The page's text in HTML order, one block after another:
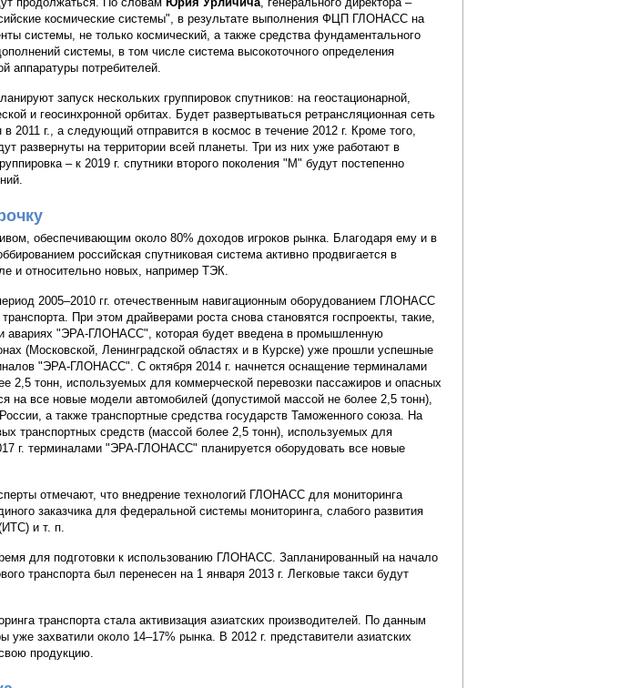
космические системы", в результате выполнения ФЦП ГЛОНАСС на
системы, не только космический, а также средства фундаментального
системы, в том числе система высокоточного определения
аппаратуры потребителей.
запуск нескольких группировок спутников: на геостационарной,
и геосинхронной орбитах. Будет развертываться ретрансляционная сеть
2011 г., а следующий отправится в космос в течение 2012 г. Кроме того,
развернуты на территории всей планеты. Три из них уже работают в
– к 2019 г. спутники второго поколения "M" будут постепенно
обеспечивающим около 80% доходов игроков рынка. Благодаря ему и в
российская спутниковая система активно продвигается в
и относительно новых, например ТЭК.
2005–2010 гг. отечественным навигационным оборудованием ГЛОНАСС
При этом драйверами роста снова становятся госпроекты, такие,
авариях "ЭРА-ГЛОНАСС", которая будет введена в промышленную
(Московской, Ленинградской областях и в Курске) уже прошли успешные
"ЭРА-ГЛОНАСС". С октября 2014 г. начнется оснащение терминалами
тонн, используемых для коммерческой перевозки пассажиров и опасных
на все новые модели автомобилей (допустимой массой не более 2,5 тонн),
а также транспортные средства государств Таможенного союза. На
транспортных средств (массой более 2,5 тонн), используемых для
г. терминалами "ЭРА-ГЛОНАСС" планируется оборудовать все новые
отмечают, что внедрение технологий ГЛОНАСС для мониторинга
заказчика для федеральной системы мониторинга, слабого развития
и т. п.
для подготовки к использованию ГЛОНАСС. Запланированный на начало
транспорта был перенесен на 1 января 2013 г. Легковые такси будут
транспорта стала активизация азиатских производителей. По данным
уже захватили около 14–17% рынка. В 2012 г. представители азиатских
продукцию.